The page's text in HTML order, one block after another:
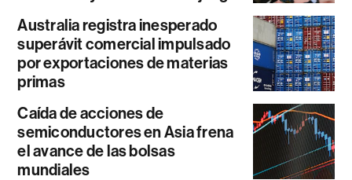
Australia registra inesperado
superávit comercial impulsado
por exportaciones de materias
primas
Caída de acciones de
semiconductores en Asia frena
el avance de las bolsas
mundiales